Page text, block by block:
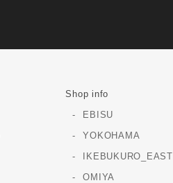
Shop info
EBISU
YOKOHAMA
IKEBUKURO_EAST
OMIYA